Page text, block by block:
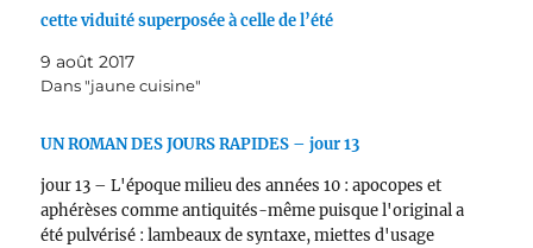
cette viduité superposée à celle de l’été
9 août 2017
Dans "jaune cuisine"
UN ROMAN DES JOURS RAPIDES – jour 13
jour 13 – L'époque milieu des années 10 : apocopes et
aphérèses comme antiquités-même puisque l'original a
été pulvérisé : lambeaux de syntaxe, miettes d'usage